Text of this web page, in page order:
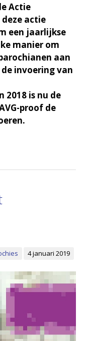
Actie
actie
een jaarlijkse
manier om
aan
invoering van
2018 is nu de
proof de
4 januari 2019